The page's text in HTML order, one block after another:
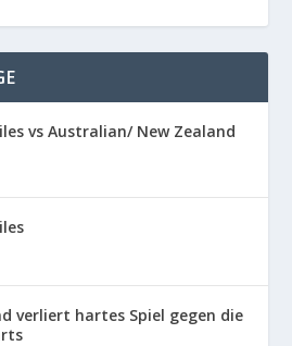
vs Australian/ New Zealand
verliert hartes Spiel gegen die